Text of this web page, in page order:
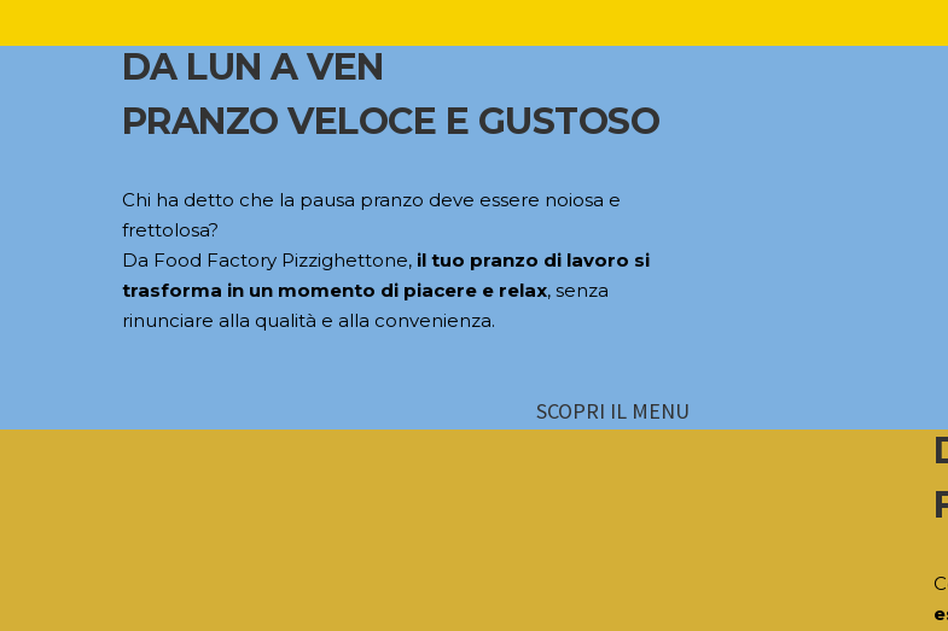
DA LUN A VEN
PRANZO VELOCE E GUSTOSO
Chi ha detto che la pausa pranzo deve essere noiosa e
frettolosa?
Da Food Factory Pizzighettone, il tuo pranzo di lavoro si
trasforma in un momento di piacere e relax, senza
rinunciare alla qualità e alla convenienza.
SCOPRI IL MENU